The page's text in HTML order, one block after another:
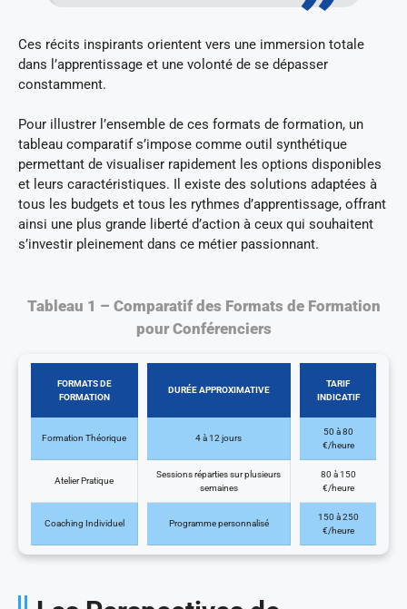
Ces récits inspirants orientent vers une immersion totale
dans l’apprentissage et une volonté de se dépasser
constamment.
Pour illustrer l’ensemble de ces formats de formation, un
tableau comparatif s’impose comme outil synthétique
permettant de visualiser rapidement les options disponibles
et leurs caractéristiques. Il existe des solutions adaptées à
tous les budgets et tous les rythmes d’apprentissage, offrant
ainsi une plus grande liberté d’action à ceux qui souhaitent
s’investir pleinement dans ce métier passionnant.
Tableau 1 – Comparatif des Formats de Formation
pour Conférenciers
FORMATS DE
FORMATION
DURÉE APPROXIMATIVE
TARIF
INDICATIF
Formation Théorique 4 à 12 jours
50 à 80
€/heure
Atelier Pratique
Sessions réparties sur plusieurs
semaines
80 à 150
€/heure
Coaching Individuel Programme personnalisé
150 à 250
€/heure